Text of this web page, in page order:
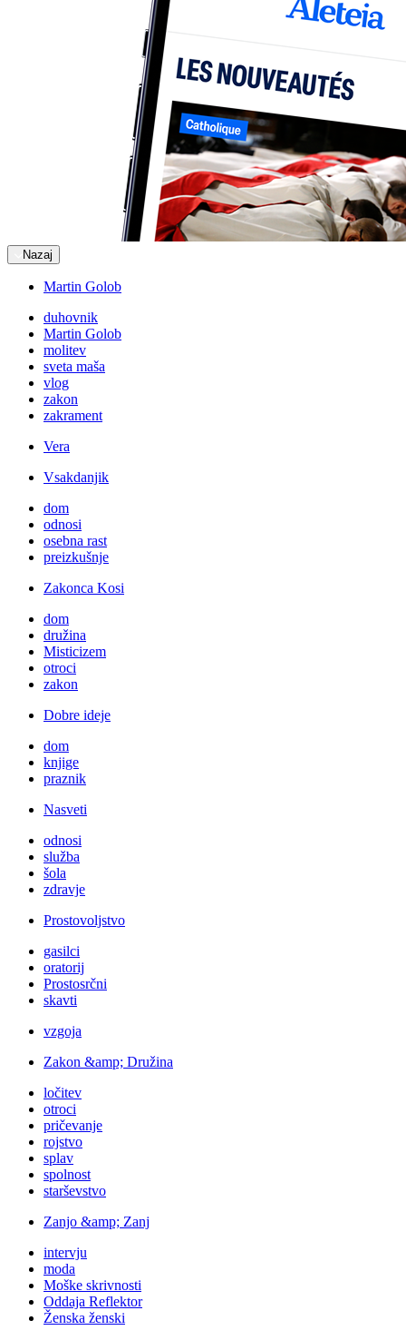
Nazaj
Martin Golob
duhovnik
Martin Golob
molitev
sveta maša
vlog
zakon
zakrament
Vera
Vsakdanjik
dom
odnosi
osebna rast
preizkušnje
Zakonca Kosi
dom
družina
Misticizem
otroci
zakon
Dobre ideje
dom
knjige
praznik
Nasveti
odnosi
služba
šola
zdravje
Prostovoljstvo
gasilci
oratorij
Prostosrčni
skavti
vzgoja
Zakon &amp; Družina
ločitev
otroci
pričevanje
rojstvo
splav
spolnost
starševstvo
Zanjo &amp; Zanj
intervju
moda
Moške skrivnosti
Oddaja Reflektor
Ženska ženski